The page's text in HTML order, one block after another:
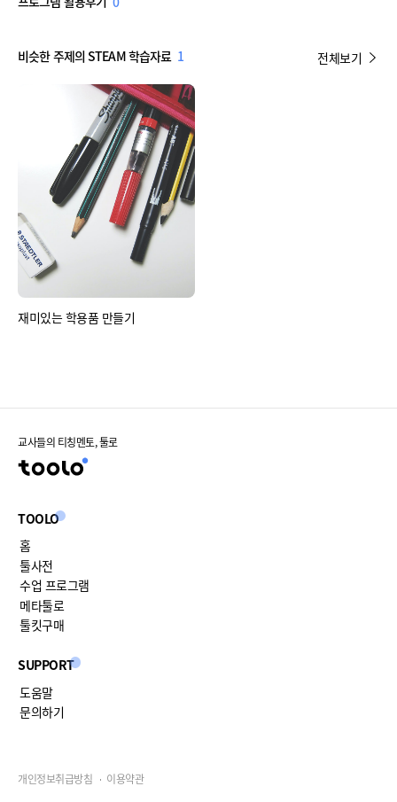
비슷한 주제의 STEAM 학습자료 1 전체보기
재미있는 학용품 만들기
교사들의 티칭멘토, 툴로
TOOLO
홈
툴사전
수업 프로그램
메타툴로
툴킷구매
SUPPORT
도움말
문의하기
개인정보취급방침 이용약관